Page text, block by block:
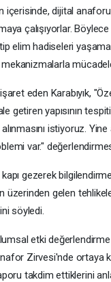
içerisinde, dijital
çalışıyorlar.
elim hadiseleri
eden Karabıyık,
getiren yapısının
istiyoruz.
var."
gezerek
üzerinden gelen
söyledi.
etki
Zirvesi'nde ortaya
takdim ettiklerini